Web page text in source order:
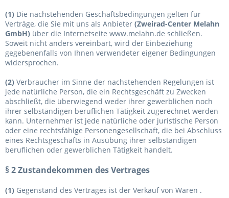
(1) Die nachstehenden Geschäftsbedingungen gelten für
Verträge, die Sie mit uns als Anbieter (Zweirad-Center Melahn
GmbH) über die Internetseite www.melahn.de schließen.
Soweit nicht anders vereinbart, wird der Einbeziehung
gegebenenfalls von Ihnen verwendeter eigener Bedingungen
widersprochen.
(2) Verbraucher im Sinne der nachstehenden Regelungen ist
jede natürliche Person, die ein Rechtsgeschäft zu Zwecken
abschließt, die überwiegend weder ihrer gewerblichen noch
ihrer selbständigen beruflichen Tätigkeit zugerechnet werden
kann. Unternehmer ist jede natürliche oder juristische Person
oder eine rechtsfähige Personengesellschaft, die bei Abschluss
eines Rechtsgeschäfts in Ausübung ihrer selbständigen
beruflichen oder gewerblichen Tätigkeit handelt.
§ 2 Zustandekommen des Vertrages
(1) Gegenstand des Vertrages ist der Verkauf von Waren .